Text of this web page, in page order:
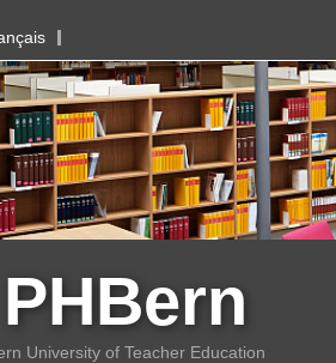
University of Teacher Education